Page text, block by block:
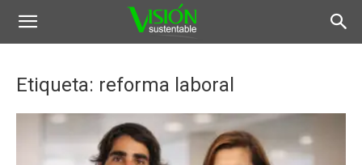
Etiqueta: reforma laboral